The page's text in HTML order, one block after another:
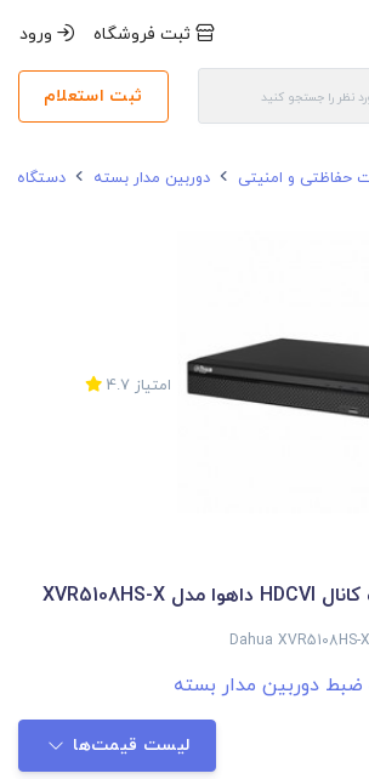
ثبت فروشگاه ورود
ثبت استعلام
حفاظتی و امنیتی دوربین مدار بسته دستگاه
امتیاز 4.7
Dahua
دوربین مدار بسته
لیست قیمت‌ها